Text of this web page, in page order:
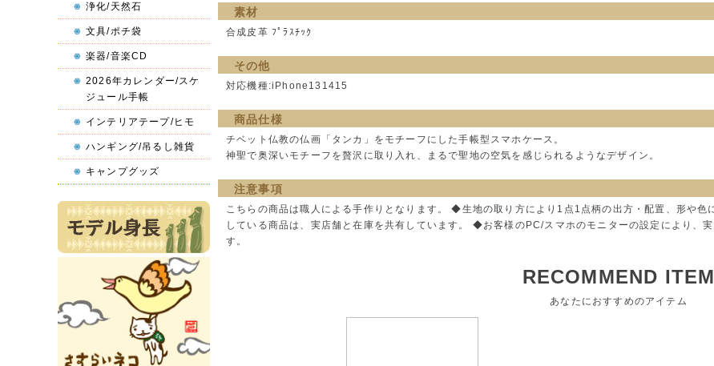
素材
合成皮革 ﾌﾟﾗｽﾁｯｸ
その他
対応機種:iPhone131415
商品仕様
チベット仏教の仏画「タンカ」をモチーフにした手帳型スマホケース。
神聖で奥深いモチーフを贅沢に取り入れ、まるで聖地の空気を感じられるようなデザイン。
注意事項
こちらの商品は職人による手作りとなります。 ◆生地の取り方により1点1点柄の出方・配置、形や
している商品は、実店舗と在庫を共有しています。 ◆お客様のPC/スマホのモニターの設定により、
す。
RECOMMEND ITEM
あなたにおすすめのアイテム
浄化/天然石
文具/ポチ袋
楽器/音楽CD
2026年カレンダー/スケ
ジュール手帳
インテリアテープ/ヒモ
ハンギング/吊るし雑貨
キャンプグッズ